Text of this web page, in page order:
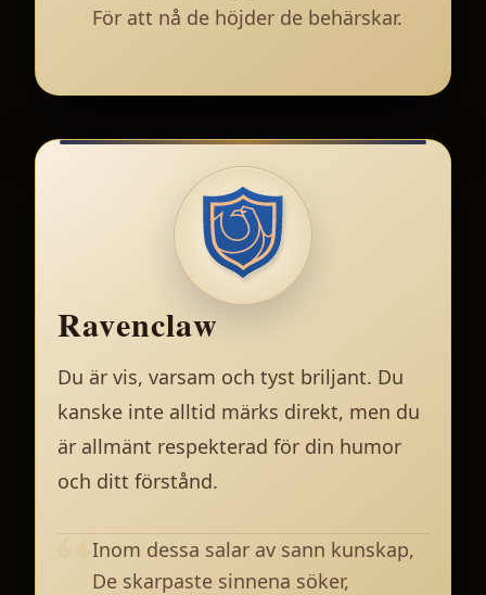
För att nå de höjder de behärskar.
Ravenclaw
Du är vis, varsam och tyst briljant. Du
kanske inte alltid märks direkt, men du
är allmänt respekterad för din humor
och ditt förstånd.
Inom dessa salar av sann kunskap,
De skarpaste sinnena söker,